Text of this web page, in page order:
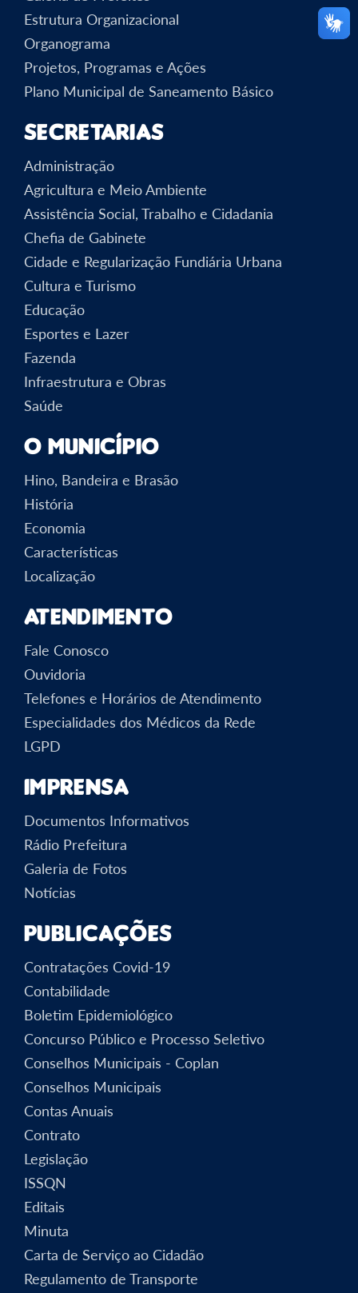
Estrutura Organizacional
Organograma
Projetos, Programas e Ações
Plano Municipal de Saneamento Básico
Secretarias
Administração
Agricultura e Meio Ambiente
Assistência Social, Trabalho e Cidadania
Chefia de Gabinete
Cidade e Regularização Fundiária Urbana
Cultura e Turismo
Educação
Esportes e Lazer
Fazenda
Infraestrutura e Obras
Saúde
O Município
Hino, Bandeira e Brasão
História
Economia
Características
Localização
Atendimento
Fale Conosco
Ouvidoria
Telefones e Horários de Atendimento
Especialidades dos Médicos da Rede
LGPD
Imprensa
Documentos Informativos
Rádio Prefeitura
Galeria de Fotos
Notícias
Publicações
Contratações Covid-19
Contabilidade
Boletim Epidemiológico
Concurso Público e Processo Seletivo
Conselhos Municipais - Coplan
Conselhos Municipais
Contas Anuais
Contrato
Legislação
ISSQN
Editais
Minuta
Carta de Serviço ao Cidadão
Regulamento de Transporte